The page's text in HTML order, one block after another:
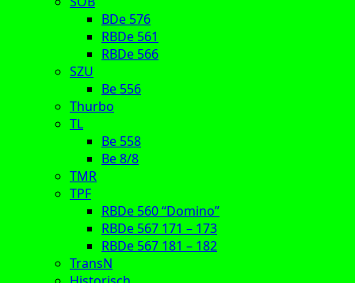
BDe 576
RBDe 561
RBDe 566
SZU
Be 556
Thurbo
TL
Be 558
Be 8/8
TMR
TPF
RBDe 560 “Domino”
RBDe 567 171 – 173
RBDe 567 181 – 182
TransN